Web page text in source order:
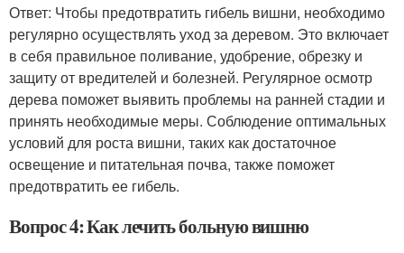
Ответ: Чтобы предотвратить гибель вишни, необходимо
регулярно осуществлять уход за деревом. Это включает
в себя правильное поливание, удобрение, обрезку и
защиту от вредителей и болезней. Регулярное осмотр
дерева поможет выявить проблемы на ранней стадии и
принять необходимые меры. Соблюдение оптимальных
условий для роста вишни, таких как достаточное
освещение и питательная почва, также поможет
предотвратить ее гибель.
Вопрос 4: Как лечить больную вишню